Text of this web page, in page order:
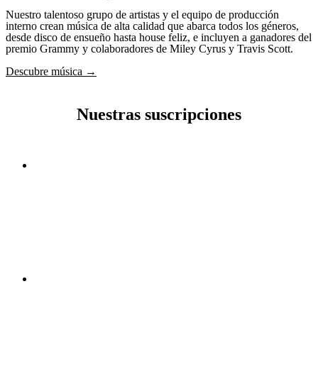
Nuestro talentoso grupo de artistas y el equipo de producción
interno crean música de alta calidad que abarca todos los géneros,
desde disco de ensueño hasta house feliz, e incluyen a ganadores del
premio Grammy y colaboradores de Miley Cyrus y Travis Scott.
Descubre música →
Nuestras suscripciones